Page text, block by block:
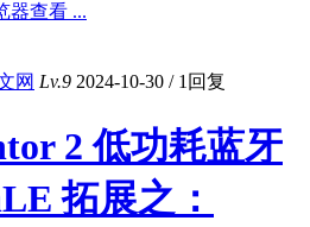
器查看 ...
网 Lv.9 2024-10-30 /1回复
2 低功耗蓝牙
拓展之：